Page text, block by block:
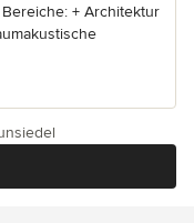
+ Architektur